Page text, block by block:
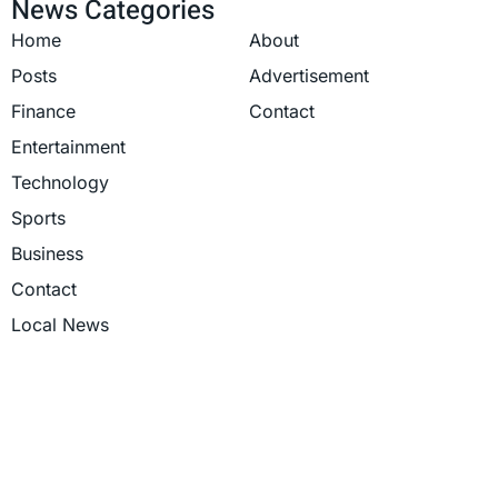
News Categories
Home
Posts
Finance
Entertainment
Technology
Sports
Business
Contact
Local News
About
Advertisement
Contact